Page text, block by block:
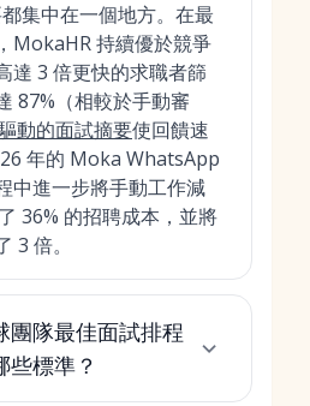
集中在一個地方。在最
MokaHR 持續優於競爭
3 倍更快的求職者篩
87%（相較於手動審
動的面試摘要使回饋速
年的 Moka WhatsApp
中進一步將手動工作減
36% 的招聘成本，並將
3 倍。
團隊最佳面試排程
些標準？